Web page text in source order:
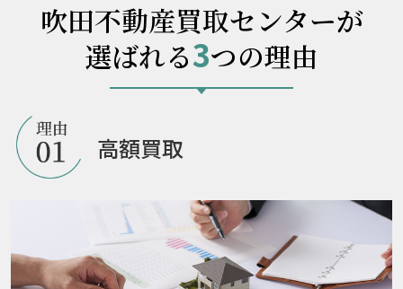
吹田不動産買取センターが
選ばれる3つの理由
高額買取